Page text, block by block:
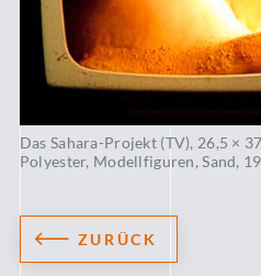
Das Sahara-Projekt (TV), 26,5 ×
Polyester, Modellfiguren, Sand,
ZURÜCK